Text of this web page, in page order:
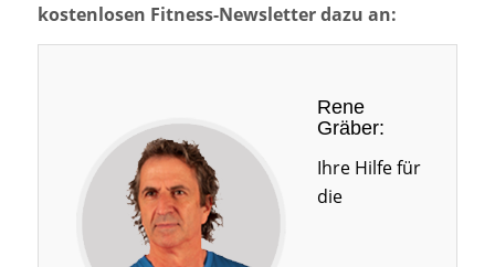
kostenlosen Fitness-Newsletter dazu an:
Rene
Gräber:
Ihre Hilfe für
die